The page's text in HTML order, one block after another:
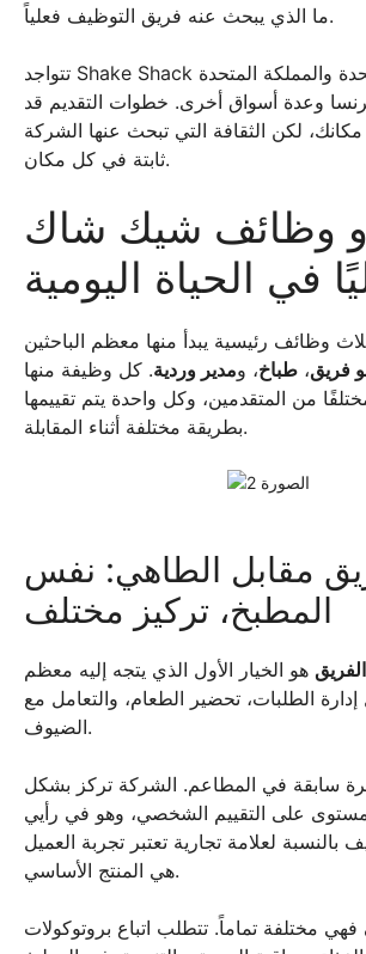
ما الذي يبحث عنه فريق التوظيف فعلياً.
تتواجد Shake Shack في الولايات المتحدة والمملكة المتحدة
وعدة أسواق أخرى. خطوات التقديم قد
لكن الثقافة التي تبحث عنها الشركة
ثابتة في كل مكان.
وظائف شيك شاك
في الحياة اليومية
وظائف رئيسية يبدأ منها معظم الباحثين
فريق، طباخ، ومدير وردية. كل وظيفة منها
من المتقدمين، وكل واحدة يتم تقييمها
بطريقة مختلفة أثناء المقابلة.
مقابل الطاهي: نفس
المطبخ، تركيز مختلف
هو الخيار الأول الذي يتجه إليه معظم
إدارة الطلبات، تحضير الطعام، والتعامل مع
الضيوف.
سابقة في المطاعم. الشركة تركز بشكل
على التقييم الشخصي، وهو في رأيي
بالنسبة لعلامة تجارية تعتبر تجربة العميل
هي المنتج الأساسي.
فهي مختلفة تماماً. تتطلب اتباع بروتوكولات